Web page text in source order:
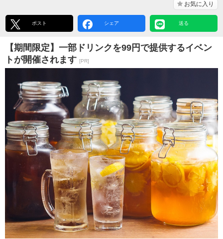
お気に入り
ポスト シェア 送る
【期間限定】一部ドリンクを99円で提供するイベン
トが開催されます [PR]